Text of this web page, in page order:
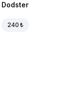
Dodster
240 ₺